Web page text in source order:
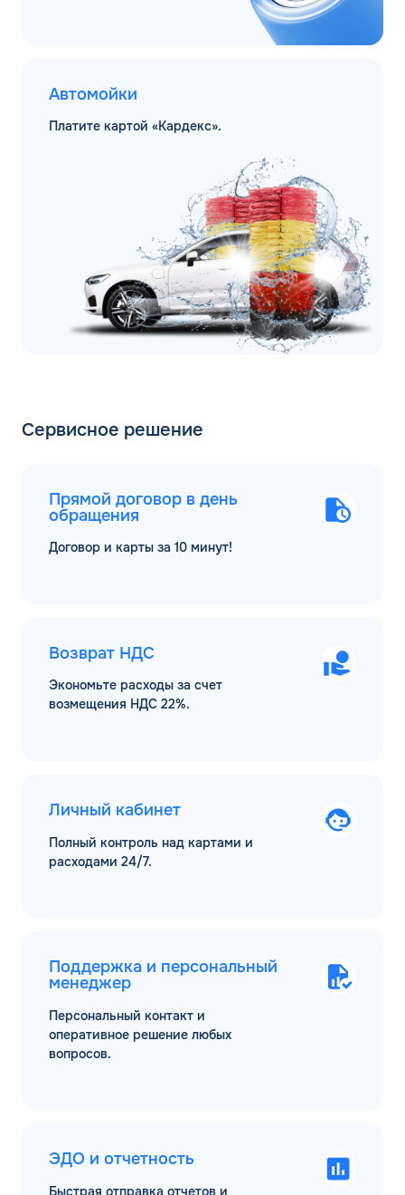
Автомойки
Платите картой «Кардекс».
Сервисное решение
Прямой договор в день
обращения
Договор и карты за 10 минут!
Возврат НДС
Экономьте расходы за счет
возмещения НДС 22%.
Личный кабинет
Полный контроль над картами и
расходами 24/7.
Поддержка и персональный
менеджер
Персональный контакт и
оперативное решение любых
вопросов.
ЭДО и отчетность
Быстрая отправка отчетов и